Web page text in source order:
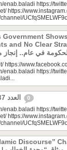
enab.baladi https://
https://
Government Shows
and No Clear
https://
enab.baladi https://
0
enab.baladi https://
https://
Discourse”